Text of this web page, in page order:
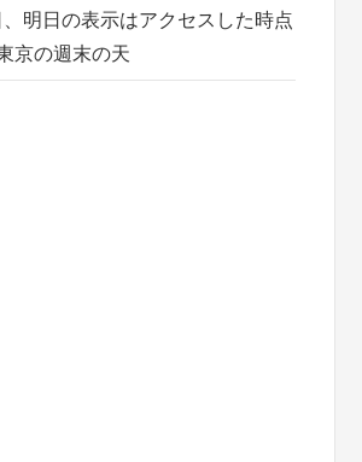
明日の表示はアクセスした時点
京の週末の天